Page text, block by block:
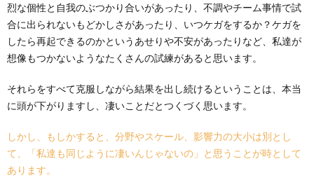
烈な個性と自我のぶつかり合いがあったり、不調やチーム事情で試
合に出られないもどかしさがあったり、いつケガをするか？ケガを
したら再起できるのかというあせりや不安があったりなど、私達が
想像もつかないようなたくさんの試練があると思います。
それらをすべて克服しながら結果を出し続けるということは、本当
に頭が下がりますし、凄いことだとつくづく思います。
しかし、もしかすると、分野やスケール、影響力の大小は別とし
て、「私達も同じように凄いんじゃないの」と思うことが時として
あります。